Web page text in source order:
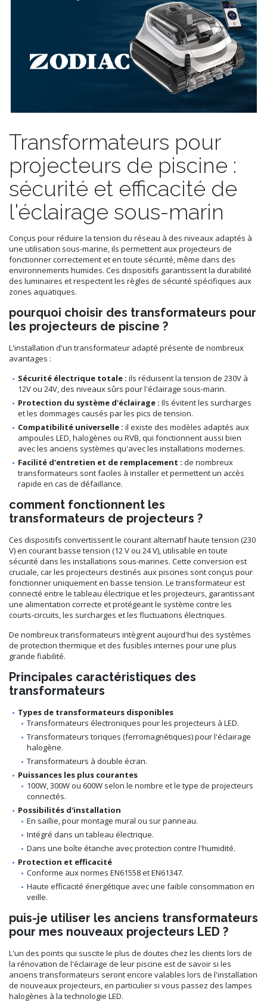
Transformateurs pour
projecteurs de piscine :
sécurité et efficacité de
l'éclairage sous-marin
Conçus pour réduire la tension du réseau à des niveaux adaptés à
une utilisation sous-marine, ils permettent aux projecteurs de
fonctionner correctement et en toute sécurité, même dans des
environnements humides. Ces dispositifs garantissent la durabilité
des luminaires et respectent les règles de sécurité spécifiques aux
zones aquatiques.
pourquoi choisir des transformateurs pour
les projecteurs de piscine ?
L'installation d'un transformateur adapté présente de nombreux
avantages :
Sécurité électrique totale : ils réduisent la tension de 230V à
12V ou 24V, des niveaux sûrs pour l'éclairage sous-marin.
Protection du système d'éclairage : Ils évitent les surcharges
et les dommages causés par les pics de tension.
Compatibilité universelle : il existe des modèles adaptés aux
ampoules LED, halogènes ou RVB, qui fonctionnent aussi bien
avec les anciens systèmes qu'avec les installations modernes.
Facilité d'entretien et de remplacement : de nombreux
transformateurs sont faciles à installer et permettent un accès
rapide en cas de défaillance.
comment fonctionnent les
transformateurs de projecteurs ?
Ces dispositifs convertissent le courant alternatif haute tension (230
V) en courant basse tension (12 V ou 24 V), utilisable en toute
sécurité dans les installations sous-marines. Cette conversion est
cruciale, car les projecteurs destinés aux piscines sont conçus pour
fonctionner uniquement en basse tension. Le transformateur est
connecté entre le tableau électrique et les projecteurs, garantissant
une alimentation correcte et protégeant le système contre les
courts-circuits, les surcharges et les fluctuations électriques.
De nombreux transformateurs intègrent aujourd'hui des systèmes
de protection thermique et des fusibles internes pour une plus
grande fiabilité.
Principales caractéristiques des
transformateurs
Types de transformateurs disponibles
Transformateurs électroniques pour les projecteurs à LED.
Transformateurs toriques (ferromagnétiques) pour l'éclairage
halogène.
Transformateurs à double écran.
Puissances les plus courantes
100W, 300W ou 600W selon le nombre et le type de projecteurs
connectés.
Possibilités d'installation
En saillie, pour montage mural ou sur panneau.
Intégré dans un tableau électrique.
Dans une boîte étanche avec protection contre l'humidité.
Protection et efficacité
Conforme aux normes EN61558 et EN61347.
Haute efficacité énergétique avec une faible consommation en
veille.
puis-je utiliser les anciens transformateurs
pour mes nouveaux projecteurs LED ?
L'un des points qui suscite le plus de doutes chez les clients lors de
la rénovation de l'éclairage de leur piscine est de savoir si les
anciens transformateurs seront encore valables lors de l'installation
de nouveaux projecteurs, en particulier si vous passez des lampes
halogènes à la technologie LED.